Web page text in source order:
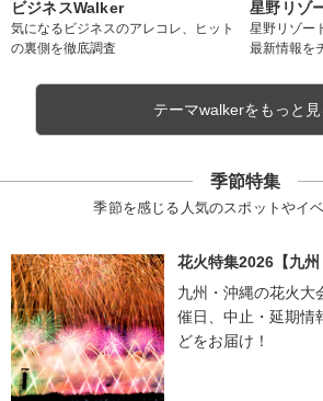
ビジネスWalker
気になるビジネスのアレコレ、ヒット
の裏側を徹底調査
星野リゾ
星野リゾー
最新情報を
テーマwalkerをもっと見
季節特集
季節を感じる人気のスポットやイ
花火特集2026【九州
九州・沖縄の花火大
催日、中止・延期情
どをお届け！